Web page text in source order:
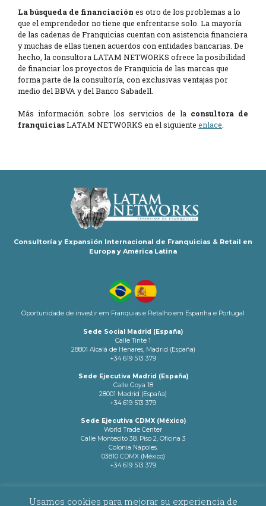
La búsqueda de financiación es otro de los problemas a lo
que el emprendedor no tiene que enfrentarse solo. La mayoría
de las cadenas de Franquicias cuentan con asistencia financiera
y muchas de ellas tienen acuerdos con entidades bancarias. De
hecho, la consultora LATAM NETWORKS ofrece la posibilidad
de financiar los proyectos de Franquicia de las marcas que
forma parte de la consultoría, con exclusivas ventajas por
medio del BBVA y del Banco Sabadell.
Más información sobre los servicios de la consultora de
franquiciasLATAM NETWORKS en el siguiente enlace.
Consultoría y Expansión Internacional de Franquicias & Retail en
Europa y América Latina
Oportunidade de investir em Franquias e Retalho em Espanha e Portugal
Sede Social Madrid (España)
Calle Tinte 1
28801 Alcalá de Henares, Madrid (España)
+34 619 513 379
Sede Ejecutiva Madrid (España)
Calle Goya 18
28001 Madrid (España)
+34 619 513 379
Sede Ejecutiva CDMX (México)
World Trade Center
Calle Montecito 38. Piso 2, Oficina 3
Colonia Nápoles.
03810 CDMX (México)
+34 619 513 379
Usamos cookies para mejorar su experiencia de